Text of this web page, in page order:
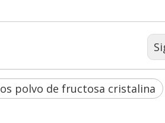
polvo de fructosa cristalina